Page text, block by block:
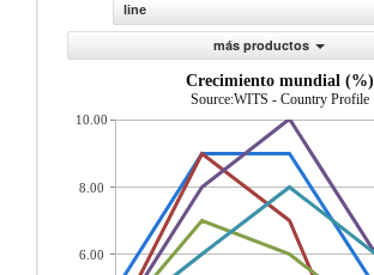
line
más productos
Crecimiento mundial (%)
Source:WITS - Country Profile
10.00
8.00
6.00